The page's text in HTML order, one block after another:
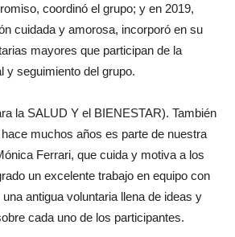
coordinó el grupo; y en 2019,
cuidada y amorosa, incorporó en su
mayores que participan de la
y seguimiento del grupo.
la SALUD Y el BIENESTAR). También
muchos años es parte de nuestra
Ferrari, que cuida y motiva a los
un excelente trabajo en equipo con
antigua voluntaria llena de ideas y
cada uno de los participantes.